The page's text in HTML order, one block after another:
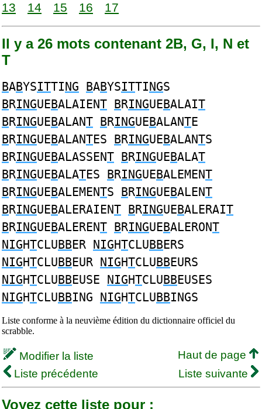
13
14 15 16 17
Il y a 26 mots contenant 2B, G, I, N et
T
BABYSITTING BABYSITTINGS
BRINGUEBALAIENT BRINGUEBALAIT
BRINGUEBALANT BRINGUEBALANTE
BRINGUEBALANTES BRINGUEBALANTS
BRINGUEBALASSENT BRINGUEBALAT
BRINGUEBALATES BRINGUEBALEMENT
BRINGUEBALEMENTS BRINGUEBALENT
BRINGUEBALERAIENT BRINGUEBALERAIT
BRINGUEBALERENT BRINGUEBALERONT
NIGHTCLUBBER NIGHTCLUBBERS
NIGHTCLUBBEUR NIGHTCLUBBEURS
NIGHTCLUBBEUSE NIGHTCLUBBEUSES
NIGHTCLUBBING NIGHTCLUBBINGS
Liste conforme à la neuvième édition du dictionnaire officiel du
scrabble.
Modifier la liste
Haut de page
Liste précédente
Liste suivante
Voyez cette liste pour :